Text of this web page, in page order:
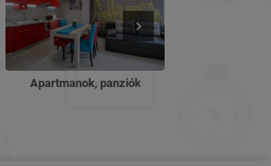
Apartmanok, panziók